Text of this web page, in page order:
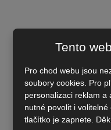
Tento
Pro chod webu jsou
soubory cookies. Pro
personalizaci reklam a
nutné povolit i
tlačítko je zapnete.